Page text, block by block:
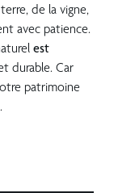
de la vigne,
avec patience.
est
durable. Car
patrimoine